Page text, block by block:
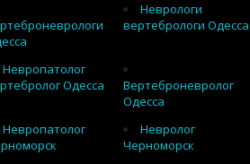
Неврологи
вертебрологи Одесса
Невропатолог
Одесса
Вертеброневролог
Одесса
Невропатолог
Невролог
Черноморск